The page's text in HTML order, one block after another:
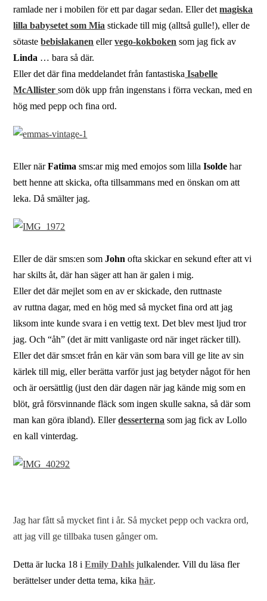
ramlade ner i mobilen för ett par dagar sedan. Eller detmagiska
lilla babysetet som Mia stickade till mig (alltså gulle!), eller de
sötastebebislakanen ellervego-kokboken som jag fick av
Linda … bara så där.
Eller det där fina meddelandet från fantastiska Isabelle
McAllister som dök upp från ingenstans i förra veckan, med en
hög med pepp och fina ord.
Eller närFatima sms:ar mig med emojos som lillaIsolde har
bett henne att skicka, ofta tillsammans med en önskan om att
leka. Då smälter jag.
Eller de där sms:en somJohn ofta skickar en sekund efter att vi
har skilts åt, där han säger att han är galen i mig.
Eller det där mejlet som en av er skickade, den ruttnaste
av ruttna dagar, med en hög med så mycket fina ord att jag
liksom inte kunde svara i en vettig text. Det blev mest ljud tror
jag. Och “åh” (det är mitt vanligaste ord när inget räcker till).
Eller det där sms:et från en kär vän som bara vill ge lite av sin
kärlek till mig, eller berätta varför just jag betyder något för hen
och är oersättlig (just den där dagen när jag kände mig som en
blöt, grå försvinnande fläck som ingen skulle sakna, så där som
man kan göra ibland). Ellerdesserterna som jag fick av Lollo
en kall vinterdag.
Jag har fått så mycket fint i år. Så mycket pepp och vackra ord,
att jag vill ge tillbaka tusen gånger om.
Detta är lucka 18 iEmily Dahls julkalender. Vill du läsa fler
berättelser under detta tema, kikahär.